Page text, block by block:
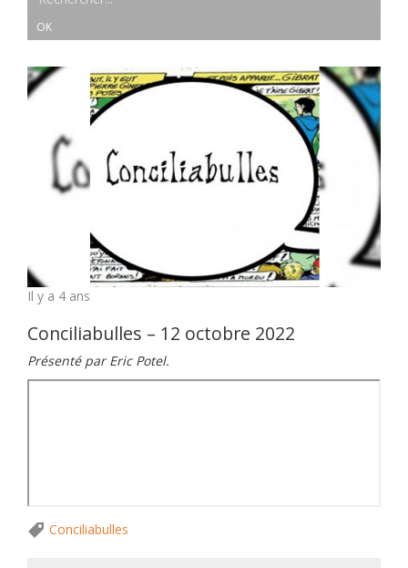
Il y a 4 ans
Conciliabulles – 12 octobre 2022
Présenté par Eric Potel.
Conciliabulles